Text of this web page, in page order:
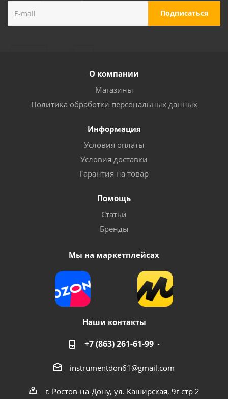
О компании
Магазины
Политика обработки персональных данных
Информация
Условия оплаты
Условия доставки
Гарантия на товар
Помощь
Статьи
Бренды
Мы на маркетплейсах
Наши контакты
+7 (863) 261-61-99
instrumentdon61@gmail.com
г. Ростов-на-Дону, ул. Каширская, 9г стр 2